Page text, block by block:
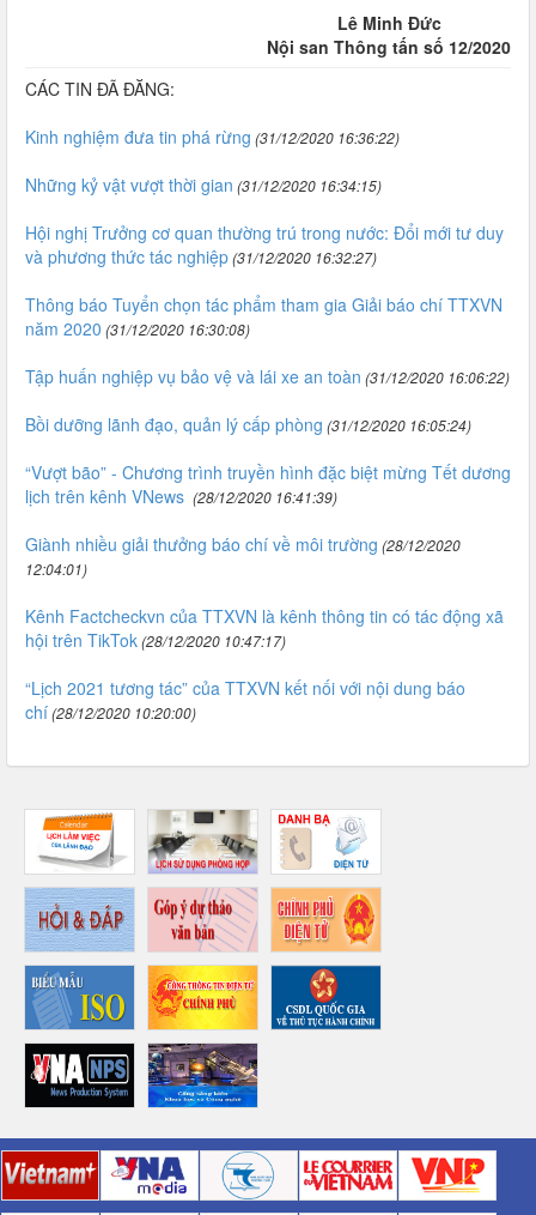
Lê Minh Đức
Nội san Thông tấn số 12/2020
CÁC TIN ĐÃ ĐĂNG:
Kinh nghiệm đưa tin phá rừng (31/12/2020 16:36:22)
Những kỷ vật vượt thời gian (31/12/2020 16:34:15)
Hội nghị Trưởng cơ quan thường trú trong nước: Đổi mới tư duy
và phương thức tác nghiệp(31/12/2020 16:32:27)
Thông báo Tuyển chọn tác phẩm tham gia Giải báo chí TTXVN
năm 2020 (31/12/2020 16:30:08)
Tập huấn nghiệp vụ bảo vệ và lái xe an toàn (31/12/2020 16:06:22)
Bồi dưỡng lãnh đạo, quản lý cấp phòng (31/12/2020 16:05:24)
“Vượt bão” - Chương trình truyền hình đặc biệt mừng Tết dương
lịch trên kênh VNews (28/12/2020 16:41:39)
Giành nhiều giải thưởng báo chí về môi trường (28/12/2020
12:04:01)
Kênh Factcheckvn của TTXVN là kênh thông tin có tác động xã
hội trên TikTok(28/12/2020 10:47:17)
“Lịch 2021 tương tác” của TTXVN kết nối với nội dung báo
chí(28/12/2020 10:20:00)